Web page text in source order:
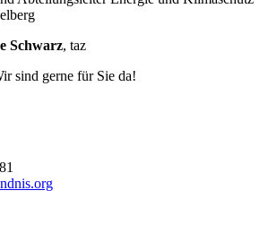
Schwarz, taz
sind gerne für Sie da!